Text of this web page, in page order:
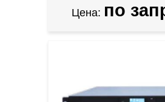
Цена: по